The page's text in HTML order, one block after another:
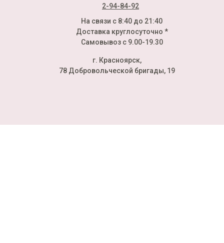
На связи с 8:40 до 21:40
Доставка круглосуточно *
Самовывоз с 9.00-19.30
г. Красноярск,
78 Добровольческой бригады, 19
2-94-84-92